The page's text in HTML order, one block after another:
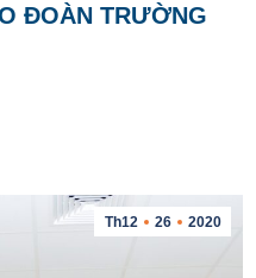
ĐOÀN TRƯỜNG
Th12 26 2020